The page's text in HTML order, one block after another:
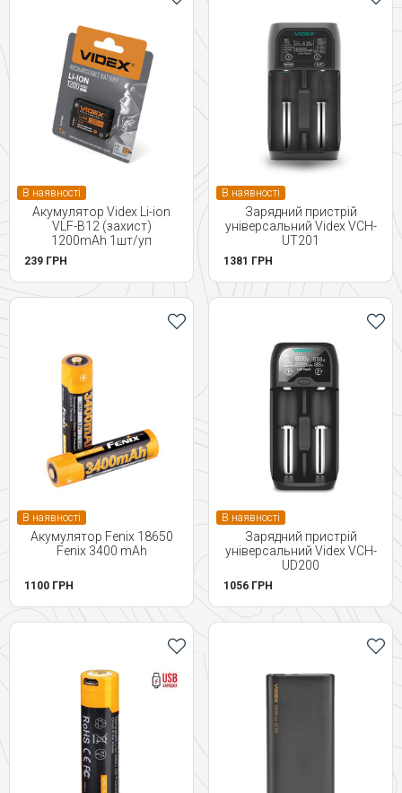
В наявності
Акумулятор Videx Li-ion
VLF-B12 (захист)
1200mAh 1шт/уп
239 ГРН
В наявності
Зарядний пристрій
універсальний Videx VCH-
UT201
1381 ГРН
В наявності
Акумулятор Fenix 18650
Fenix 3400 mAh
1100 ГРН
В наявності
Зарядний пристрій
універсальний Videx VCH-
UD200
1056 ГРН